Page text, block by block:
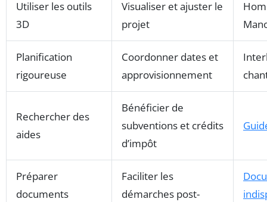
Utiliser les outils
3D
Visualiser et ajuster le
projet
Planification
rigoureuse
Coordonner dates et
approvisionnement
Rechercher des
aides
Bénéficier de
subventions et crédits
d’impôt
Préparer
documents
Faciliter les
démarches post-